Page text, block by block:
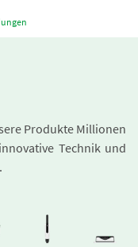
Produkte Millionen
Technik und